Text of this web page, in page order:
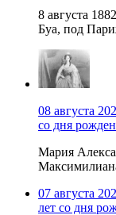
8 августа
Буа, под
08 августа
со дня
Мария
07 августа
лет со дня